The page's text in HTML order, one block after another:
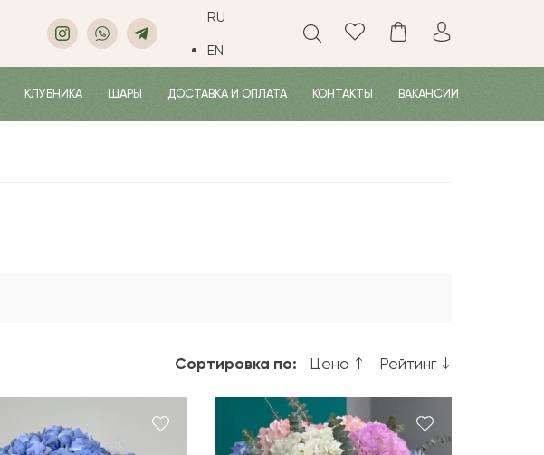
RU
EN
КЛУБНИКА ШАРЫ ДОСТАВКА И ОПЛАТА КОНТАКТЫ ВАКАНСИИ
Сортировка по: Цена Рейтинг